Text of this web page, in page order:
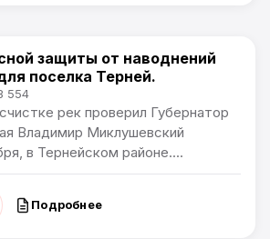
края
защиты от наводнений
поселка Терней.
554
рек проверил Губернатор
Владимир Миклушевский
в Тернейском районе....
Подробнее